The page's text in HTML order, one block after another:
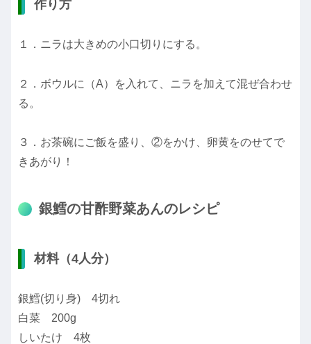
作り方
１．ニラは大きめの小口切りにする。
２．ボウルに（A）を入れて、ニラを加えて混ぜ合わせ
る。
３．お茶碗にご飯を盛り、②をかけ、卵黄をのせてで
きあがり！
銀鱈の甘酢野菜あんのレシピ
材料（4人分）
銀鱈(切り身) 4切れ
白菜 200g
しいたけ 4枚